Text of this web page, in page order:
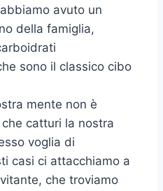
avuto un
della famiglia,
sono il classico cibo
mente non è
catturi la nostra
voglia di
casi ci attacchiamo a
che troviamo